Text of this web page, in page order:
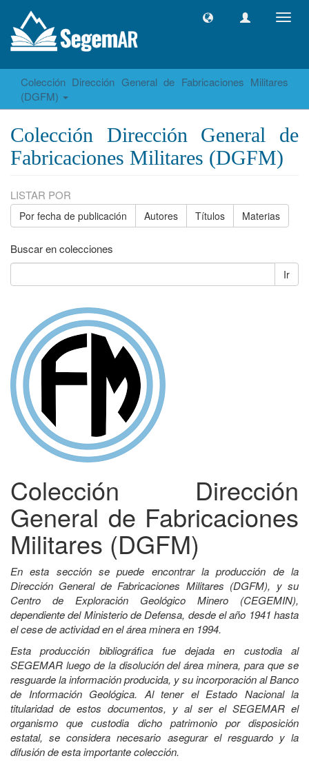
Colección Dirección General de Fabricaciones Militares
(DGFM)
Colección Dirección General de
Fabricaciones Militares (DGFM)
LISTAR POR
Por fecha de publicación Autores Títulos Materias
Buscar en colecciones
Ir
Colección Dirección
General de Fabricaciones
Militares (DGFM)
En esta sección se puede encontrar la producción de la
Dirección General de Fabricaciones Militares (DGFM), y su
Centro de Exploración Geológico Minero (CEGEMIN),
dependiente del Ministerio de Defensa, desde el año 1941 hasta
el cese de actividad en el área minera en 1994.
Esta producción bibliográfica fue dejada en custodia al
SEGEMAR luego de la disolución del área minera, para que se
resguarde la información producida, y su incorporación al Banco
de Información Geológica. Al tener el Estado Nacional la
titularidad de estos documentos, y al ser el SEGEMAR el
organismo que custodia dicho patrimonio por disposición
estatal, se considera necesario asegurar el resguardo y la
difusión de esta importante colección.